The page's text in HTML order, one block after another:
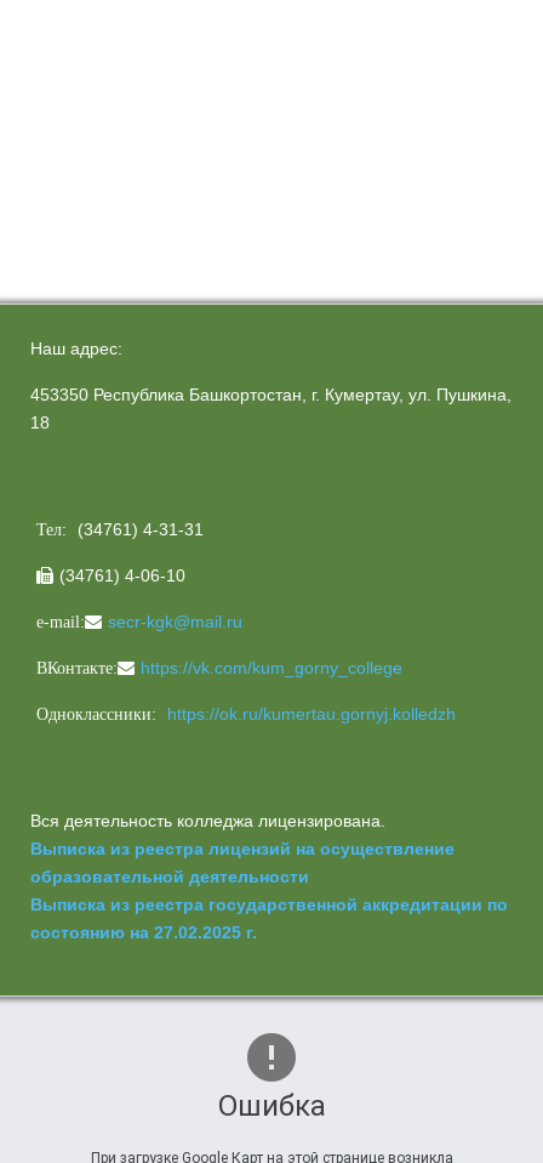
Наш адрес:
453350 Республика Башкортостан, г. Кумертау, ул. Пушкина,
18
Тел: (34761) 4-31-31
 (34761) 4-06-10
e-mail: secr-kgk@mail.ru
ВКонтакте: https://vk.com/kum_gorny_college
Одноклассники: https://ok.ru/kumertau.gornyj.kolledzh
Вся деятельность колледжа лицензирована.
Выписка из реестра лицензий на осуществление
образовательной деятельности
Выписка из реестра государственной аккредитации по
состоянию на 27.02.2025 г.
Ошибка
При загрузке Google Карт на этой странице возникла